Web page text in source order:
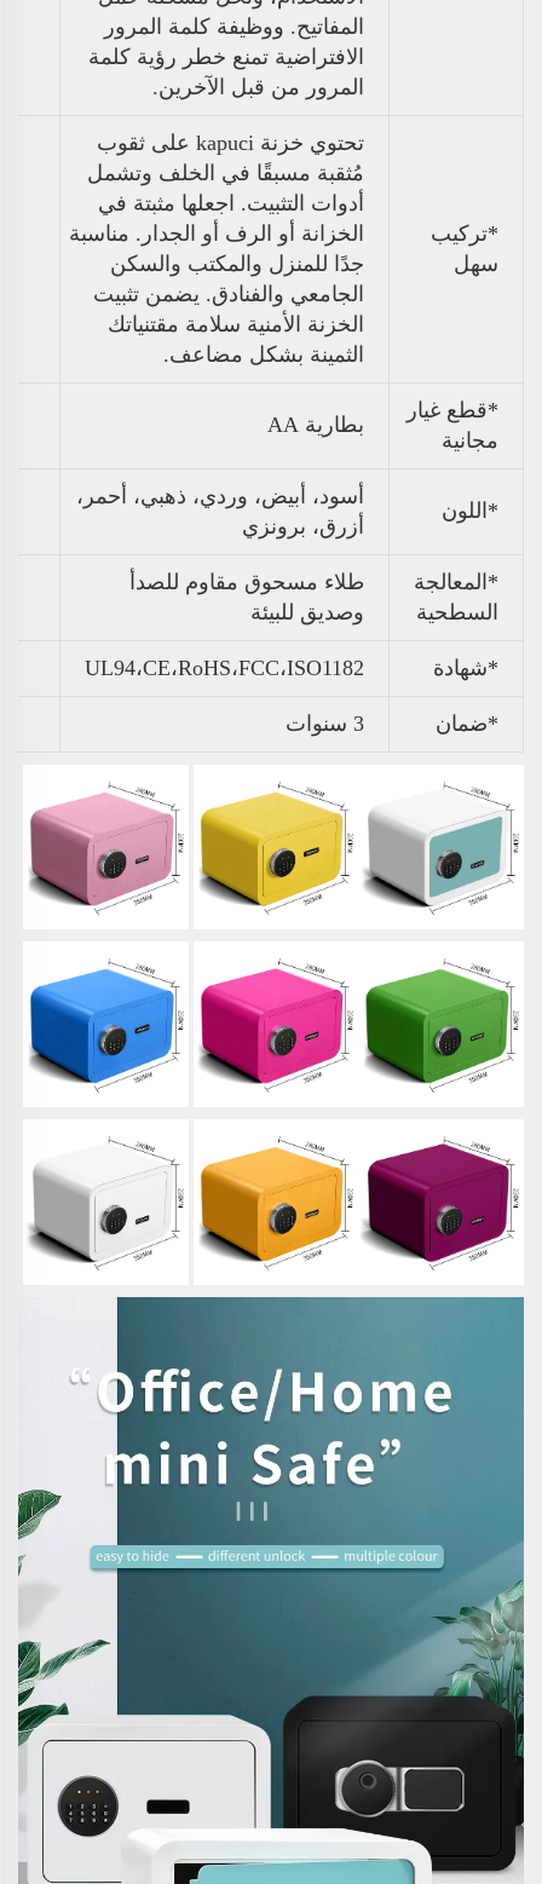
المفاتيح. ووظيفة كلمة المرور
الافتراضية تمنع خطر رؤية كلمة
المرور من قبل الآخرين.
*تركيب
سهل
تحتوي خزنة kapuci على ثقوب
مُثقبة مسبقًا في الخلف وتشمل
أدوات التثبيت. اجعلها مثبتة في
الخزانة أو الرف أو الجدار. مناسبة
جدًا للمنزل والمكتب والسكن
الجامعي والفنادق. يضمن تثبيت
الخزنة الأمنية سلامة مقتنياتك
الثمينة بشكل مضاعف.
*قطع غيار
مجانية
بطارية AA
*اللون
أسود، أبيض، وردي، ذهبي، أحمر،
أزرق، برونزي
*المعالجة
السطحية
طلاء مسحوق مقاوم للصدأ
وصديق للبيئة
*شهادة UL94،CE،RoHS،FCC،ISO1182
*ضمان 3 سنوات